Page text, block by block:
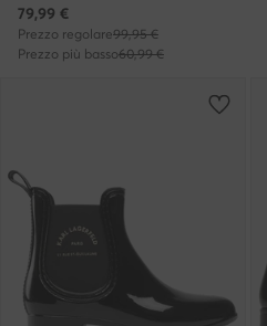
Prezzo attuale
79,99 €
Prezzo regolare99,95 €
Prezzo più basso60,99 €